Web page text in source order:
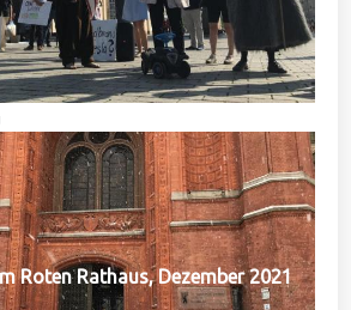
Roten Rathaus, Dezember 2021